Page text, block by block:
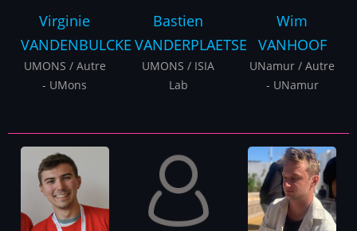
Virginie
VANDENBULCKE
UMONS / Autre
- UMons
Bastien
VANDERPLAETSE
UMONS / ISIA
Lab
Wim
VANHOOF
UNamur / Autre
- UNamur